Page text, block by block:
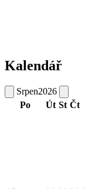
Kalendář
Srpen2026
Po
Út St Čt